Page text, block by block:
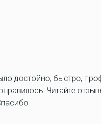
достойно, быстро,
Читайте